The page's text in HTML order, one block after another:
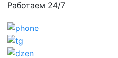
Работаем 24/7